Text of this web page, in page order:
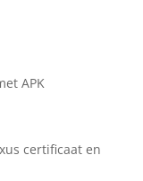
APK
certificaat en